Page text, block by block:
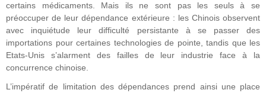
certains médicaments. Mais ils ne sont pas les seuls à se
préoccuper de leur dépendance extérieure : les Chinois observent
avec inquiétude leur difficulté persistante à se passer des
importations pour certaines technologies de pointe, tandis que les
Etats-Unis s’alarment des failles de leur industrie face à la
concurrence chinoise.
L’impératif de limitation des dépendances prend ainsi une place